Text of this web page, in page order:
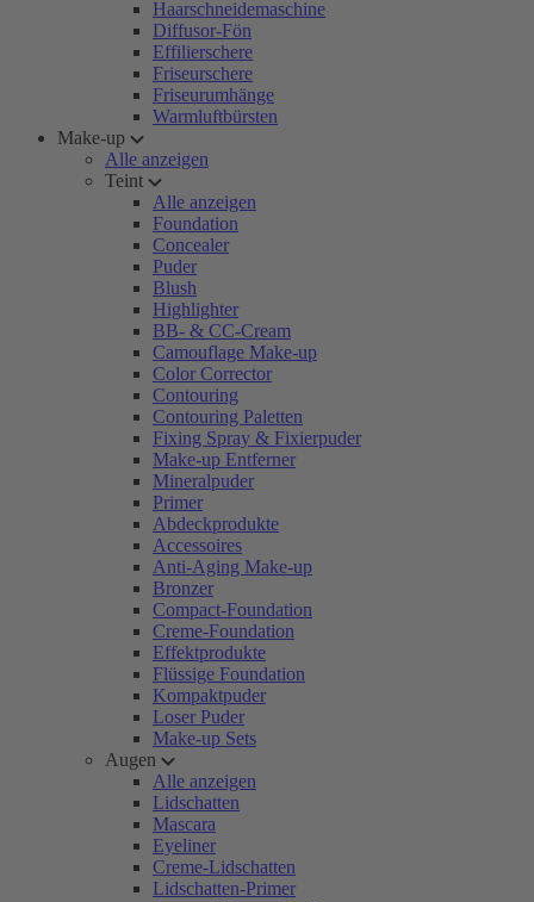
Haarschneidemaschine
Diffusor-Fön
Effilierschere
Friseurschere
Friseurumhänge
Warmluftbürsten
Make-up
Alle anzeigen
Teint
Alle anzeigen
Foundation
Concealer
Puder
Blush
Highlighter
BB- & CC-Cream
Camouflage Make-up
Color Corrector
Contouring
Contouring Paletten
Fixing Spray & Fixierpuder
Make-up Entferner
Mineralpuder
Primer
Abdeckprodukte
Accessoires
Anti-Aging Make-up
Bronzer
Compact-Foundation
Creme-Foundation
Effektprodukte
Flüssige Foundation
Kompaktpuder
Loser Puder
Make-up Sets
Augen
Alle anzeigen
Lidschatten
Mascara
Eyeliner
Creme-Lidschatten
Lidschatten-Primer